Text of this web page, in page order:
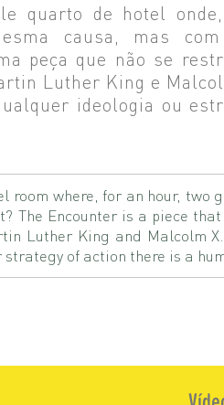
quarto de hotel
causa, mas
peça que não se
Luther King e
ideologia ou
room where, for an hour,
The Encounter is a piece
Luther King and Malcolm
of action there is a